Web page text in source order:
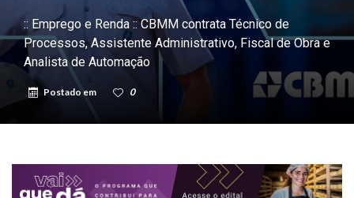
:: Emprego e Renda :: CBMM contrata Técnico de
Processos, Assistente Administrativo, Fiscal de Obra e
Analista de Automação
Postado em 0